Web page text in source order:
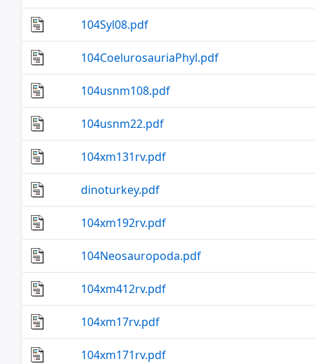
104Syl08.pdf
104CoelurosauriaPhyl.pdf
104usnm108.pdf
104usnm22.pdf
104xm131rv.pdf
dinoturkey.pdf
104xm192rv.pdf
104Neosauropoda.pdf
104xm412rv.pdf
104xm17rv.pdf
104xm171rv.pdf